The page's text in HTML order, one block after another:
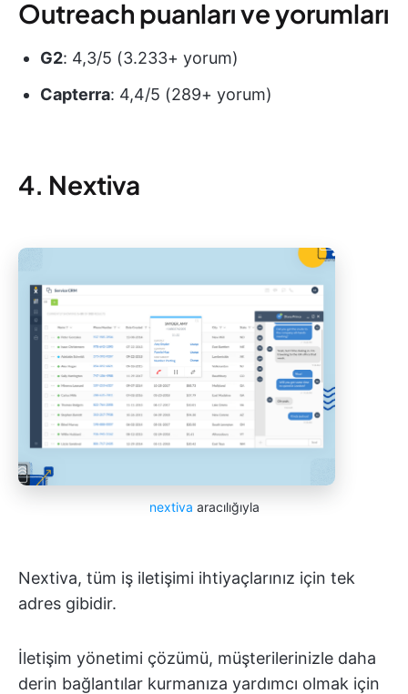
Outreach puanları ve yorumları
G2: 4,3/5 (3.233+ yorum)
Capterra: 4,4/5 (289+ yorum)
4. Nextiva
nextiva aracılığıyla
Nextiva, tüm iş iletişimi ihtiyaçlarınız için tek
adres gibidir.
İletişim yönetimi çözümü, müşterilerinizle daha
derin bağlantılar kurmanıza yardımcı olmak için